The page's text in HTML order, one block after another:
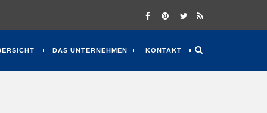
DAS UNTERNEHMEN KONTAKT